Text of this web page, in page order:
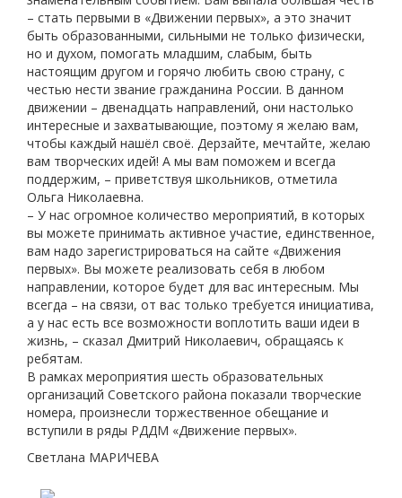
– стать первыми в «Движении первых», а это значит
быть образованными, сильными не только физически,
но и духом, помогать младшим, слабым, быть
настоящим другом и горячо любить свою страну, с
честью нести звание гражданина России. В данном
движении – двенадцать направлений, они настолько
интересные и захватывающие, поэтому я желаю вам,
чтобы каждый нашёл своё. Дерзайте, мечтайте, желаю
вам творческих идей! А мы вам поможем и всегда
поддержим, – приветствуя школьников, отметила
Ольга Николаевна.
– У нас огромное количество мероприятий, в которых
вы можете принимать активное участие, единственное,
вам надо зарегистрироваться на сайте «Движения
первых». Вы можете реализовать себя в любом
направлении, которое будет для вас интересным. Мы
всегда – на связи, от вас только требуется инициатива,
а у нас есть все возможности воплотить ваши идеи в
жизнь, – сказал Дмитрий Николаевич, обращаясь к
ребятам.
В рамках мероприятия шесть образовательных
организаций Советского района показали творческие
номера, произнесли торжественное обещание и
вступили в ряды РДДМ «Движение первых».
Светлана МАРИЧЕВА